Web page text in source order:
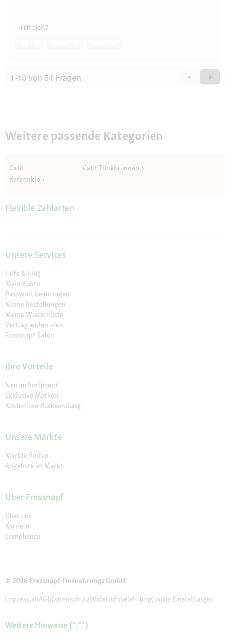
Hilfreich?
1-10 von 54 Fragen
Zurück
Questions
◄
Weiter
►
Weitere passende Kategorien
Catit
Katzenklo
Catit Trinkbrunnen
Flexible Zahlarten
Unsere Services
Hilfe & FAQ
Mein Konto
Passwort beantragen
Meine Bestellungen
Meine Wunschliste
Vertrag widerrufen
Fressnapf Salon
Ihre Vorteile
Neu im Sortiment
Exklusive Marken
Kostenlose Rücksendung
Unsere Märkte
Märkte finden
Angebote im Markt
Über Fressnapf
Über uns
Karriere
Compliance
© 2026 Fressnapf Tiernahrungs GmbH
ImpressumAGBDatenschutzWiderrufsbelehrungCookie Einstellungen
Weitere Hinweise (*,**)